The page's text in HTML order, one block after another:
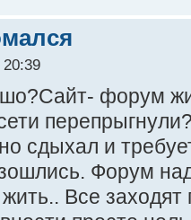
20:39
форум
сдыхал и
Форум
Все заходят